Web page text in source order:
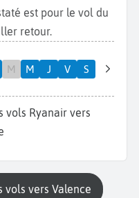
est pour le vol du
retour.
M M J V S
vols vers Valence